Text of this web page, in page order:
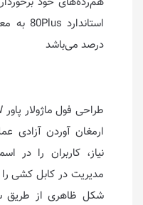
درصد می‌باشد
ارمغان آوردن آزادی
نیاز، کاربران را در
مدیریت در کابل‌ کشی
شکل ظاهری از طریق